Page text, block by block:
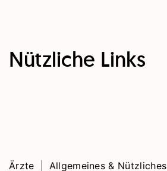
Nützliche Links
Ärzte Allgemeines & Nützliches